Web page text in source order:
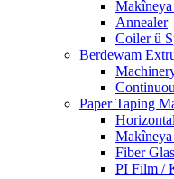
Annealer
Coiler û
Berdewam
Paper Taping
Fiber
PI Film /